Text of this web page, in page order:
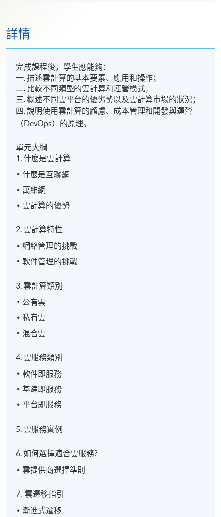
詳情
完成課程後，學生應能夠：
一. 描述雲計算的基本要素、應用和操作；
二. 比較不同類型的雲計算和運營模式；
三. 概述不同雲平台的優劣勢以及雲計算市場的狀況；
四. 說明使用雲計算的顧慮、成本管理和開發與運營
（DevOps）的原理。
單元大綱
1. 什麼是雲計算
什麼是互聯網
萬維網
雲計算的優勢
2. 雲計算特性
網絡管理的挑戰
軟件管理的挑戰
3. 雲計算類別
公有雲
私有雲
混合雲
4. 雲服務類別
軟件即服務
基建即服務
平台即服務
5. 雲服務實例
6. 如何選擇適合雲服務?
雲提供商選擇準則
7. 雲遷移指引
漸進式遷移